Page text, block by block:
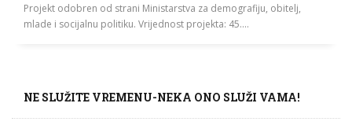
Projekt odobren od strani Ministarstva za demografiju, obitelj,
mlade i socijalnu politiku. Vrijednost projekta: 45....
NE SLUŽITE VREMENU-NEKA ONO SLUŽI VAMA!